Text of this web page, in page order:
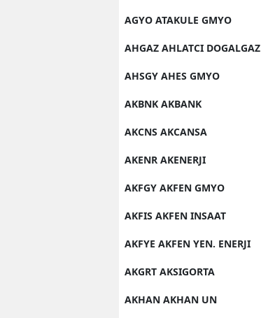
AGYO ATAKULE GMYO
AHGAZ AHLATCI DOGALGAZ
AHSGY AHES GMYO
AKBNK AKBANK
AKCNS AKCANSA
AKENR AKENERJI
AKFGY AKFEN GMYO
AKFIS AKFEN INSAAT
AKFYE AKFEN YEN. ENERJI
AKGRT AKSIGORTA
AKHAN AKHAN UN